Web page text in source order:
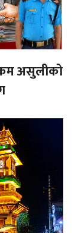
असुलीको